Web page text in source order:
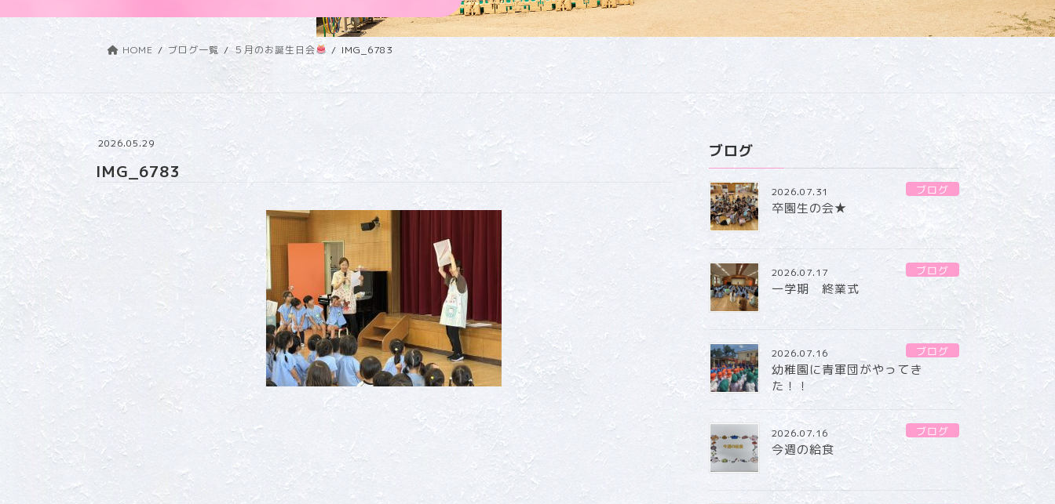
HOME ブログ一覧 ５月のお誕生日会 IMG_6783
2026.05.29
IMG_6783
ブログ
2026.07.31 ブログ
卒園生の会★
2026.07.17 ブログ
一学期 終業式
2026.07.16 ブログ
幼稚園に青軍団がやってき
た！！
2026.07.16 ブログ
今週の給食